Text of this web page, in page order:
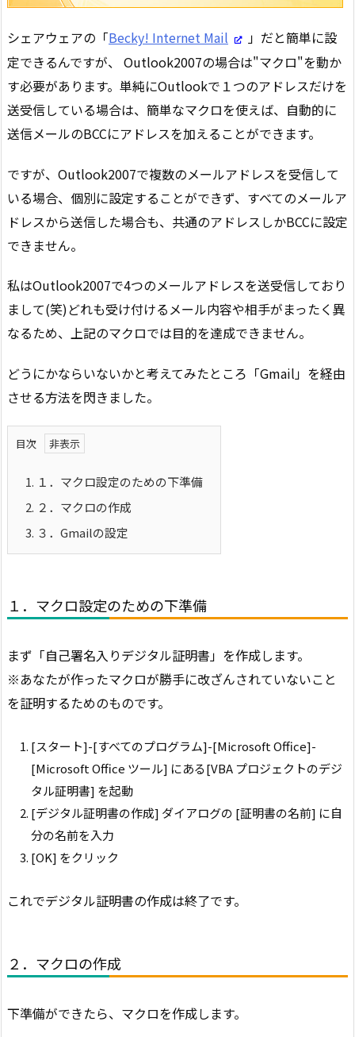
シェアウェアの「Becky! Internet Mail
」だと簡単に設
定できるんですが、 Outlook2007の場合は"マクロ"を動か
す必要があります。単純にOutlookで１つのアドレスだけを
送受信している場合は、簡単なマクロを使えば、自動的に
送信メールのBCCにアドレスを加えることができます。
ですが、Outlook2007で複数のメールアドレスを受信して
いる場合、個別に設定することができず、すべてのメールア
ドレスから送信した場合も、共通のアドレスしかBCCに設定
できません。
私はOutlook2007で4つのメールアドレスを送受信しており
まして(笑)どれも受け付けるメール内容や相手がまったく異
なるため、上記のマクロでは目的を達成できません。
どうにかならいないかと考えてみたところ「Gmail」を経由
させる方法を閃きました。
目次
1. １．マクロ設定のための下準備
2. ２．マクロの作成
3. ３．Gmailの設定
１．マクロ設定のための下準備
まず「自己署名入りデジタル証明書」を作成します。
※あなたが作ったマクロが勝手に改ざんされていないこと
を証明するためのものです。
[スタート]-[すべてのプログラム]-[Microsoft Office]-
[Microsoft Office ツール] にある[VBA プロジェクトのデジ
タル証明書] を起動
[デジタル証明書の作成] ダイアログの [証明書の名前] に自
分の名前を入力
[OK] をクリック
これでデジタル証明書の作成は終了です。
２．マクロの作成
下準備ができたら、マクロを作成します。